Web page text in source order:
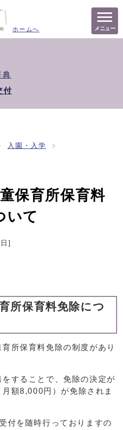
ホームへ メニュー
典
付
入園・入学
保育所保育料
いて
]
所保育料免除につ
所保育料免除の制度があり
することで、免除の決定が
額8,000円）が免除されま
付を随時行っておりますの